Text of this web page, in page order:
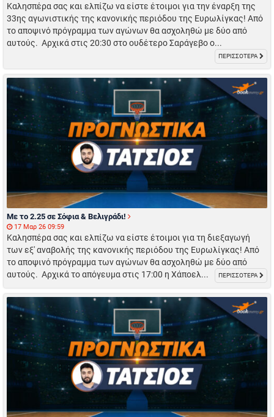
Καλησπέρα σας και ελπίζω να είστε έτοιμοι για την έναρξη της
33ης αγωνιστικής της κανονικής περιόδου της Ευρωλίγκας! Από
το αποψινό πρόγραμμα των αγώνων θα ασχοληθώ με δύο από
αυτούς. Αρχικά στις 20:30 στο ουδέτερο Σαράγεβο ο...
ΠΕΡΙΣΣΟΤΕΡΑ
Με το 2.25 σε Σόφια & Βελιγράδι!
17 Μαρ 26 09:59
Καλησπέρα σας και ελπίζω να είστε έτοιμοι για τη διεξαγωγή
των εξ' αναβολής της κανονικής περιόδου της Ευρωλίγκας! Από
το αποψινό πρόγραμμα των αγώνων θα ασχοληθώ με δύο από
αυτούς. Αρχικά το απόγευμα στις 17:00 η Χάποελ...
ΠΕΡΙΣΣΟΤΕΡΑ